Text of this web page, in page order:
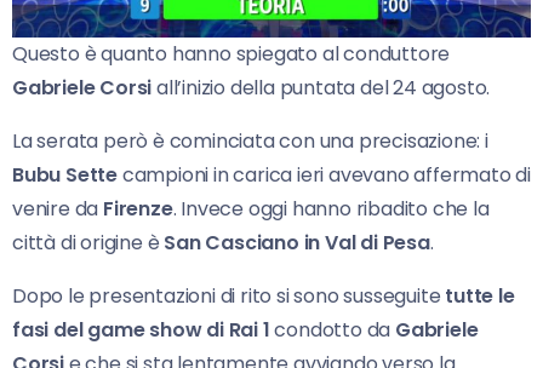
Questo è quanto hanno spiegato al conduttore
Gabriele Corsiall’inizio della puntata del 24 agosto.
La serata però è cominciata con una precisazione: i
Bubu Settecampioni in carica ieri avevano affermato di
venire da Firenze. Invece oggi hanno ribadito che la
città di origine è San Casciano in Val di Pesa.
Dopo le presentazioni di rito si sono susseguite tutte le
fasi del game show di Rai 1condotto da Gabriele